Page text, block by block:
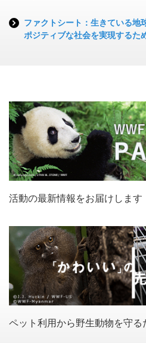
ファクトシート：生きている地
ポジティブな社会を実現するた
活動の最新情報をお届けします
ペット利用から野生動物を守